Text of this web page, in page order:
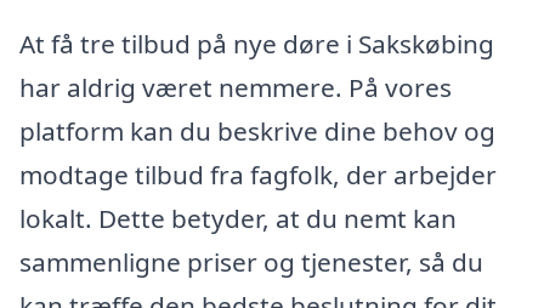
At få tre tilbud på nye døre i Sakskøbing
har aldrig været nemmere. På vores
platform kan du beskrive dine behov og
modtage tilbud fra fagfolk, der arbejder
lokalt. Dette betyder, at du nemt kan
sammenligne priser og tjenester, så du